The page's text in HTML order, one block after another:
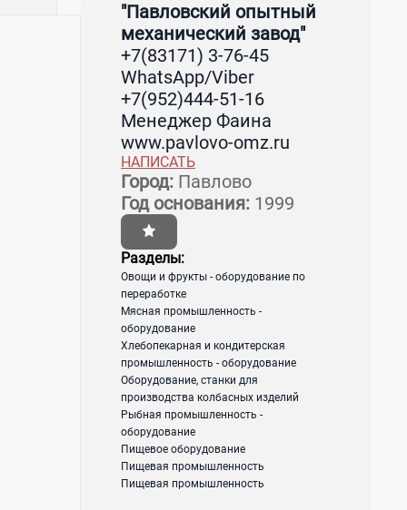
"Павловский опытный
механический завод"
+7(83171) 3-76-45
WhatsApp/Viber
+7(952)444-51-16
Менеджер Фаина
www.pavlovo-omz.ru
НАПИСАТЬ
Город: Павлово
Год основания: 1999
Разделы:
Овощи и фрукты - оборудование по
переработке
Мясная промышленность -
оборудование
Хлебопекарная и кондитерская
промышленность - оборудование
Оборудование, станки для
производства колбасных изделий
Рыбная промышленность -
оборудование
Пищевое оборудование
Пищевая промышленность
Пищевая промышленность